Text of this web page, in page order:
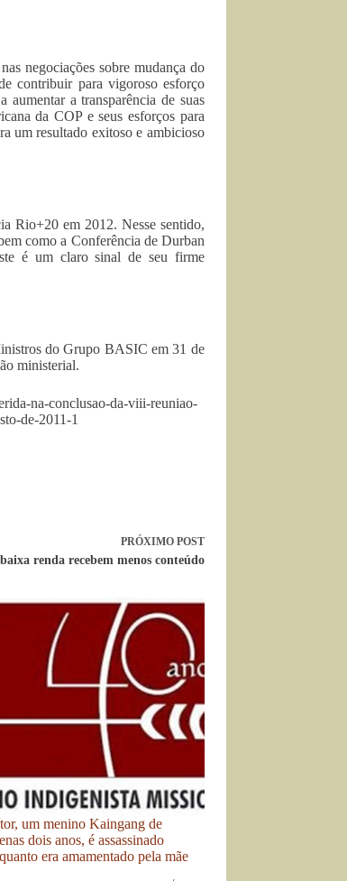
negociações sobre mudança do
contribuir para vigoroso esforço
a transparência de suas
da COP e seus esforços para
um resultado exitoso e ambicioso
Rio+20 em 2012. Nesse sentido,
como a Conferência de Durban
é um claro sinal de seu firme
do Grupo BASIC em 31 de
ministerial.
na-conclusao-da-viii-reuniao-
de-2011-1
PRÓXIMO POST
renda recebem menos conteúdo
um menino Kaingang de
dois anos, é assassinado
era amamentado pela mãe